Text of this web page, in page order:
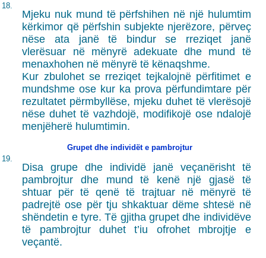
18.
Mjeku nuk mund të përfshihen në një hulumtim
kërkimor që përfshin subjekte njerëzore, përveç
nëse ata janë të bindur se rreziqet janë
vlerësuar në mënyrë adekuate dhe mund të
menaxhohen në mënyrë të kënaqshme.
Kur zbulohet se rreziqet tejkalojnë përfitimet e
mundshme ose kur ka prova përfundimtare për
rezultatet përmbyllëse, mjeku duhet të vlerësojë
nëse duhet të vazhdojë, modifikojë ose ndalojë
menjëherë hulumtimin.
Grupet dhe individët e pambrojtur
19.
Disa grupe dhe individë janë veçanërisht të
pambrojtur dhe mund të kenë një gjasë të
shtuar për të qenë të trajtuar në mënyrë të
padrejtë ose për tju shkaktuar dëme shtesë në
shëndetin e tyre. Të gjitha grupet dhe individëve
të pambrojtur duhet t’iu ofrohet mbrojtje e
veçantë.